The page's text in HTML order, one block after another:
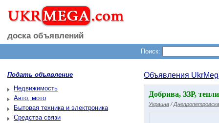
доска объявлений
Поиск:
Подать объявление
Недвижимость
Авто, мото
Бытовая техника и электроника
Средства связи
Объявления
Добрива, ЗЗР,
Украина /